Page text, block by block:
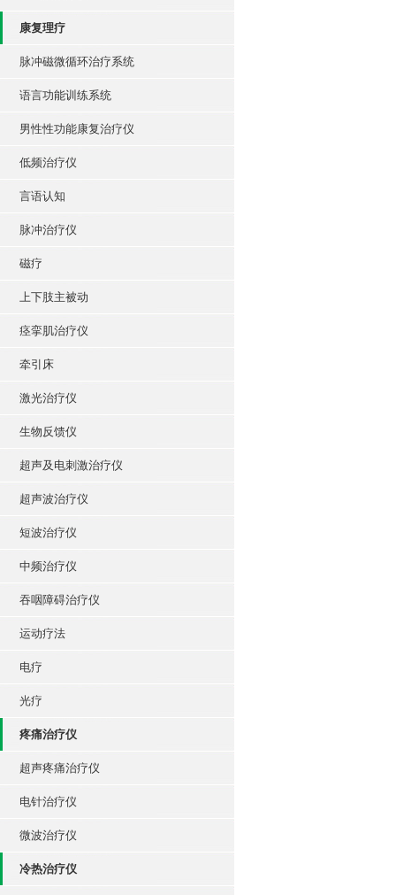
康复理疗
脉冲磁微循环治疗系统
语言功能训练系统
男性性功能康复治疗仪
低频治疗仪
言语认知
脉冲治疗仪
磁疗
上下肢主被动
痉挛肌治疗仪
牵引床
激光治疗仪
生物反馈仪
超声及电刺激治疗仪
超声波治疗仪
短波治疗仪
中频治疗仪
吞咽障碍治疗仪
运动疗法
电疗
光疗
疼痛治疗仪
超声疼痛治疗仪
电针治疗仪
微波治疗仪
冷热治疗仪